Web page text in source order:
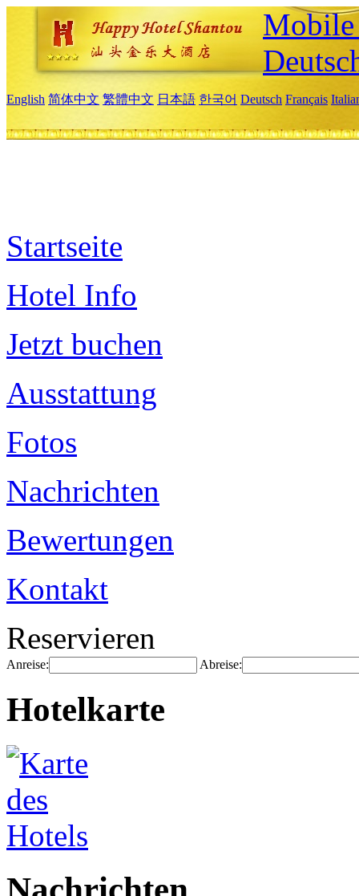
English 简体中文 繁體中文 日本語 한국어 Deutsch Français
Startseite
Hotel Info
Jetzt buchen
Ausstattung
Fotos
Nachrichten
Bewertungen
Kontakt
Reservieren
Anreise: Abreise:
Hotelkarte